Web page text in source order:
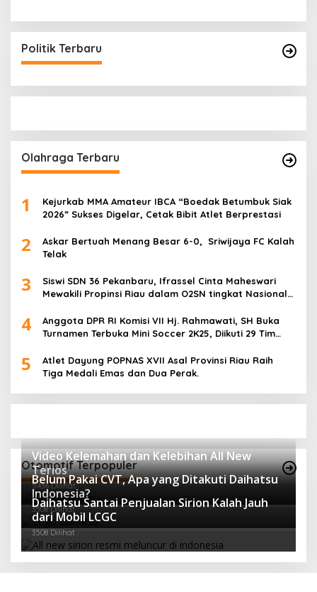
Politik Terbaru
Olahraga Terbaru
1
Kejurkab MMA Amateur IBCA “Boedak Betumbuk Siak
2026” Sukses Digelar, Cetak Bibit Atlet Berprestasi
2
Askar Bertuah Menang Besar 6-0, Sriwijaya FC Kalah
Telak
3
Siswi SDN 36 Pekanbaru, Ifrassel Cinta Maheswari
Mewakili Propinsi Riau dalam O2SN tingkat Nasional
4
Anggota DPR RI Komisi VII Hj. Rahmawati, SH Buka
Turnamen Terbuka Mini Soccer 2K25, Diikuti 29 Tim
5
Atlet Dayung POPNAS XVII Asal Provinsi Riau Raih
Tiga Medali Emas dan Dua Perak.
Otomotif Terpopuler
Video Kelemahan dan Kelebihan All New
Terios
5436 Dilihat
Belum Pakai CVT, Apa yang Ditakuti Daihatsu
Indonesia?
3508 Dilihat
Daihatsu Santai Penjualan Sirion Kalah Jauh
dari Mobil LCGC
3508 Dilihat